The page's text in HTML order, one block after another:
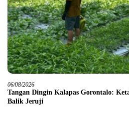
06/08/2026
Tangan Dingin Kalapas Gorontalo:
Balik Jeruji